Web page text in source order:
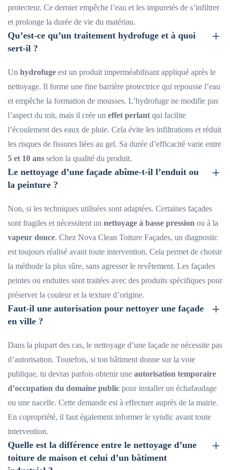
protecteur. Ce dernier empêche l’eau et les impuretés de s’infiltrer
et prolonge la durée de vie du matériau.
Qu’est-ce qu’un traitement hydrofuge et à quoi
sert-il ?
Un hydrofuge est un produit imperméabilisant appliqué après le
nettoyage. Il forme une fine barrière protectrice qui repousse l’eau
et empêche la formation de mousses. L’hydrofuge ne modifie pas
l’aspect du toit, mais il crée un effet perlant qui facilite
l’écoulement des eaux de pluie. Cela évite les infiltrations et réduit
les risques de fissures liées au gel. Sa durée d’efficacité varie entre
5 et 10 ans selon la qualité du produit.
Le nettoyage d’une façade abîme-t-il l’enduit ou
la peinture ?
Non, si les techniques utilisées sont adaptées. Certaines façades
sont fragiles et nécessitent un nettoyage à basse pression ou à la
vapeur douce. Chez Nova Clean Toiture Façades, un diagnostic
est toujours réalisé avant toute intervention. Cela permet de choisir
la méthode la plus sûre, sans agresser le revêtement. Les façades
peintes ou enduites sont traitées avec des produits spécifiques pour
préserver la couleur et la texture d’origine.
Faut-il une autorisation pour nettoyer une façade
en ville ?
Dans la plupart des cas, le nettoyage d’une façade ne nécessite pas
d’autorisation. Toutefois, si ton bâtiment donne sur la voie
publique, tu devras parfois obtenir une autorisation temporaire
d’occupation du domaine public pour installer un échafaudage
ou une nacelle. Cette demande est à effectuer auprès de la mairie.
En copropriété, il faut également informer le syndic avant toute
intervention.
Quelle est la différence entre le nettoyage d’une
toiture de maison et celui d’un bâtiment